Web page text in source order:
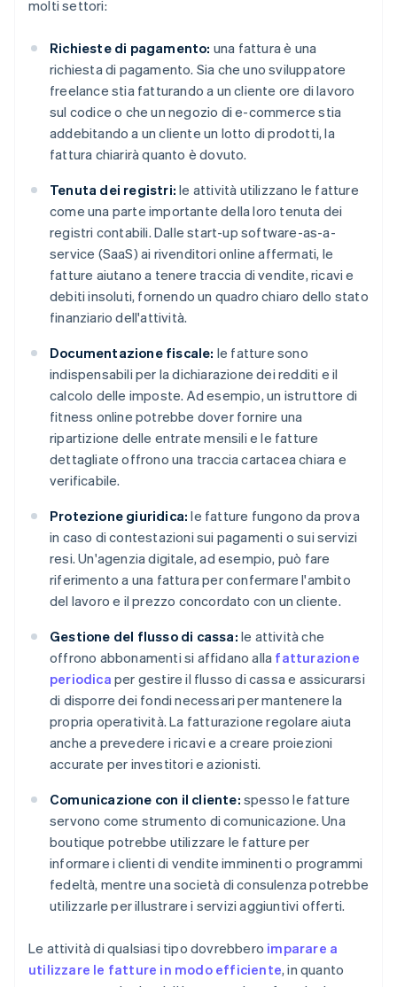
molti settori:
Richieste di pagamento: una fattura è una
richiesta di pagamento. Sia che uno sviluppatore
freelance stia fatturando a un cliente ore di lavoro
sul codice o che un negozio di e-commerce stia
addebitando a un cliente un lotto di prodotti, la
fattura chiarirà quanto è dovuto.
Tenuta dei registri: le attività utilizzano le fatture
come una parte importante della loro tenuta dei
registri contabili. Dalle start-up software-as-a-
service (SaaS) ai rivenditori online affermati, le
fatture aiutano a tenere traccia di vendite, ricavi e
debiti insoluti, fornendo un quadro chiaro dello stato
finanziario dell'attività.
Documentazione fiscale: le fatture sono
indispensabili per la dichiarazione dei redditi e il
calcolo delle imposte. Ad esempio, un istruttore di
fitness online potrebbe dover fornire una
ripartizione delle entrate mensili e le fatture
dettagliate offrono una traccia cartacea chiara e
verificabile.
Protezione giuridica: le fatture fungono da prova
in caso di contestazioni sui pagamenti o sui servizi
resi. Un'agenzia digitale, ad esempio, può fare
riferimento a una fattura per confermare l'ambito
del lavoro e il prezzo concordato con un cliente.
Gestione del flusso di cassa: le attività che
offrono abbonamenti si affidano alla fatturazione
periodica per gestire il flusso di cassa e assicurarsi
di disporre dei fondi necessari per mantenere la
propria operatività. La fatturazione regolare aiuta
anche a prevedere i ricavi e a creare proiezioni
accurate per investitori e azionisti.
Comunicazione con il cliente: spesso le fatture
servono come strumento di comunicazione. Una
boutique potrebbe utilizzare le fatture per
informare i clienti di vendite imminenti o programmi
fedeltà, mentre una società di consulenza potrebbe
utilizzarle per illustrare i servizi aggiuntivi offerti.
Le attività di qualsiasi tipo dovrebbero imparare a
utilizzare le fatture in modo efficiente, in quanto